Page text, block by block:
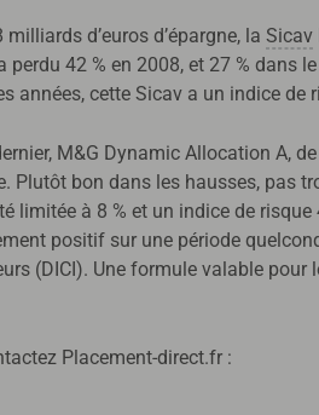
d’euros d’épargne, la Sicav
42 % en 2008, et 27 % dans
années, cette Sicav a un indice
M&G Dynamic Allocation A,
Plutôt bon dans les hausses,
à 8 % et un indice de
positif sur une période
(DICI). Une formule valable pour
Placement-direct.fr :